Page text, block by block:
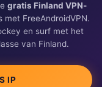
gratis Finland VPN-
met FreeAndroidVPN.
en surf met het
van Finland.
IP